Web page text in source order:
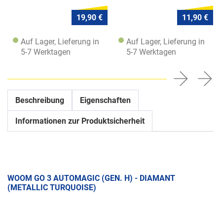
19,90 €
Auf Lager, Lieferung in
5-7 Werktagen
11,90 €
Auf Lager, Lieferung in
5-7 Werktagen
Beschreibung Eigenschaften
Informationen zur Produktsicherheit
WOOM GO 3 AUTOMAGIC (GEN. H) - DIAMANT
(METALLIC TURQUOISE)